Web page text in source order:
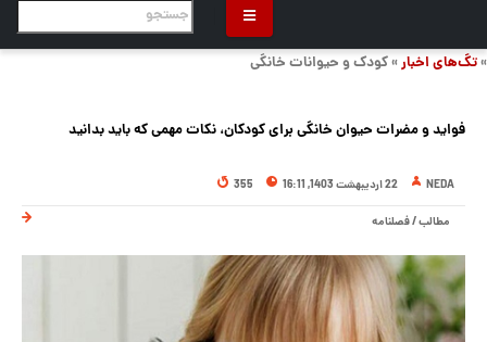
»تگ‌های اخبار» کودک و حیوانات خانگی
فواید و مضرات حیوان خانگی برای کودکان، نکات مهمی که باید بدانید
NEDA 22 اردیبهشت 1403, 16:11 355
مطالب/فصلنامه